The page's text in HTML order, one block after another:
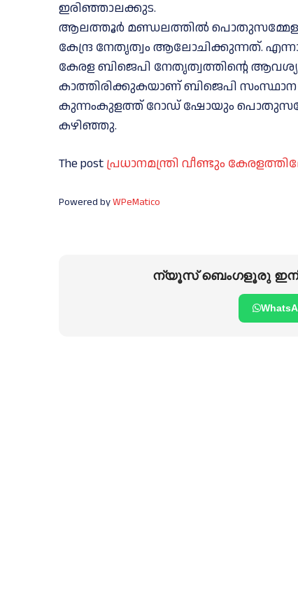
ഇരിഞ്ഞാലക്കുട.
ആലത്തൂര്‍ മണ്ഡലത്തില്‍
കേന്ദ്ര നേതൃത്വം ആലോചിക്കുന്നത്.
കേരള ബിജെപി നേതൃത്വത്തിന്റെ
കാത്തിരിക്കുകയാണ് ബിജെപി
കുന്നംകുളത്ത് റോഡ് ഷോയും
കഴിഞ്ഞു.
The post പ്രധാനമന്ത്രി വീണ്ടും
Powered byWPeMatico
ന്യൂസ് ബെംഗളൂരു ഇനി